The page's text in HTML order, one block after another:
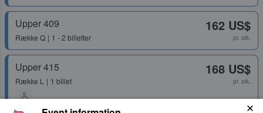
Upper 409
Række Q 1 - 2 billetter
162 US$
pr. stk.
Upper 415
Række L 1 billet
168 US$
pr. stk.